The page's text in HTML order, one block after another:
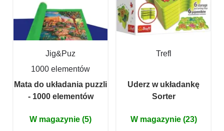
Jig&Puz
1000 elementów
Mata do układania puzzli
- 1000 elementów
W magazynie (5)
Trefl
Uderz w układankę
Sorter
W magazynie (23)